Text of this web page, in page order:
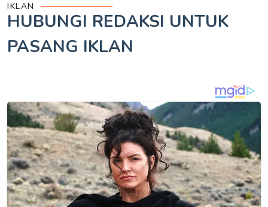
IKLAN
HUBUNGI REDAKSI UNTUK
PASANG IKLAN